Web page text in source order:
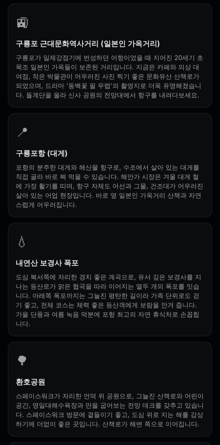
🚉
구룡포 근대문화역사거리 (일본인 가옥거리)
구룡포가 일제강점기에 번성하던 어항이었을 때 지어진 20세기 초
목조 일본인 가옥들이 보존된 거리입니다. 지금은 카페와 의상 대
여점, 작은 박물관이 어우러진 사진 찍기 좋은 문화유산 산책로가
되었으며, 드라마 '동백꽃 필 무렵'의 촬영지로 더욱 유명해졌습니
다. 돌계단을 올라 신사 공원의 전망대에서 항구를 내려다보세요.
📍
구룡포항 (대게)
포항의 분주한 대게와 해산물 항구로, 수조에서 살아 있는 대게를
직접 골라 바로 쪄 먹을 수 있습니다. 해안가 시장은 겨울 대게 철
에 가장 활기를 띠며, 항구 자체도 어선과 그물, 건조대가 어우러진
살아 있는 어업 현장입니다. 바로 옆 일본인 가옥거리 산책과 자연
스럽게 어우러집니다.
💧
내연산 보경사 폭포
도심 북서쪽에 자리한 경치 좋은 계곡으로, 유서 깊은 보경사를 지
나는 등산로가 맑은 협곡을 따라 이어지는 열두 개의 폭포를 잇습
니다. 아래쪽 폭포까지는 그늘진 평탄한 길이라 가족 단위로도 걷
기 좋고, 전체 코스는 체력 좋은 등산객에게 보람을 안겨 줍니다.
가을 단풍과 여름 녹음 덕분에 포항 최고의 자연 휴식처로 손꼽힙
니다.
🌳
환호공원
스페이스워크가 자리한 언덕 위 공원으로, 그늘진 산책로와 어린이
공간, 영일대해수욕장과 만을 굽어보는 전망 데크를 갖추고 있습니
다. 스페이스워크 방문에 곁들이기 좋고, 도심 위로 지는 해를 감상
하기에 더없이 좋은 곳입니다. 산책로가 해변 쪽으로 이어집니다.